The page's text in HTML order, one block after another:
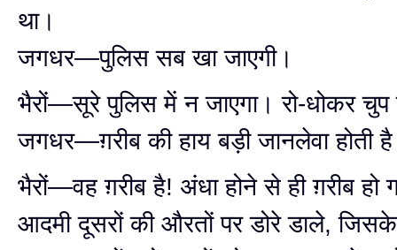
था।
जगधर—पुलिस सब खा जाएगी।
भैरों—सूरे पुलिस में न जाएगा। रो-धोकर चुप
जगधर—ग़रीब की हाय बड़ी जानलेवा होती
भैरों—वह ग़रीब है! अंधा होने से ही ग़रीब हो
आदमी दूसरों की औरतों पर डोरे डाले,